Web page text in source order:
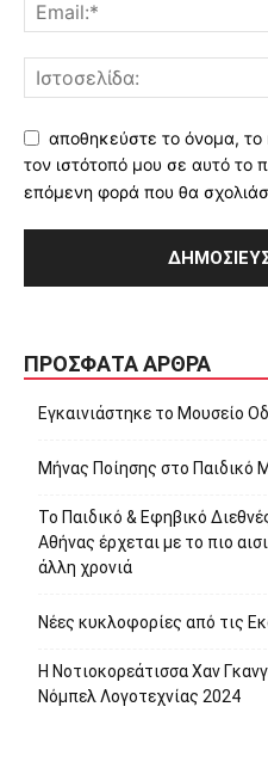
αποθηκεύστε το όνομα, το
τον ιστότοπό μου σε αυτό το
επόμενη φορά που θα
ΠΡΌΣΦΑΤΑ ΆΡΘΡΑ
Εγκαινιάστηκε το Μουσείο
Μήνας Ποίησης στο Παιδικό
Το Παιδικό & Εφηβικό
Αθήνας έρχεται με το πιο
άλλη χρονιά
Νέες κυκλοφορίες από τις
Η Νοτιοκορεάτισσα Χαν
Νόμπελ Λογοτεχνίας 2024